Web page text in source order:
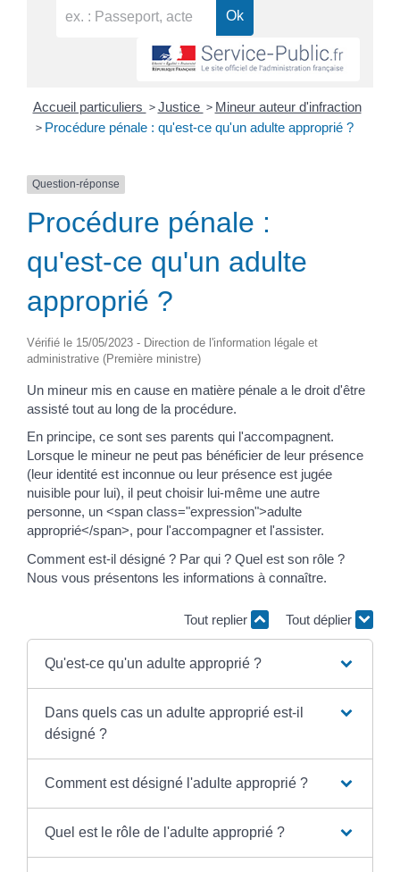
Accueil particuliers > Justice > Mineur auteur d'infraction
> Procédure pénale : qu'est-ce qu'un adulte approprié ?
Question-réponse
Procédure pénale :
qu'est-ce qu'un adulte
approprié ?
Vérifié le 15/05/2023 - Direction de l'information légale et
administrative (Première ministre)
Un mineur mis en cause en matière pénale a le droit d'être
assisté tout au long de la procédure.
En principe, ce sont ses parents qui l'accompagnent.
Lorsque le mineur ne peut pas bénéficier de leur présence
(leur identité est inconnue ou leur présence est jugée
nuisible pour lui), il peut choisir lui-même une autre
personne, un <span class="expression">adulte
approprié</span>, pour l'accompagner et l'assister.
Comment est-il désigné ? Par qui ? Quel est son rôle ?
Nous vous présentons les informations à connaître.
Tout replier Tout déplier
Qu'est-ce qu'un adulte approprié ?
Dans quels cas un adulte approprié est-il
désigné ?
Comment est désigné l'adulte approprié ?
Quel est le rôle de l'adulte approprié ?